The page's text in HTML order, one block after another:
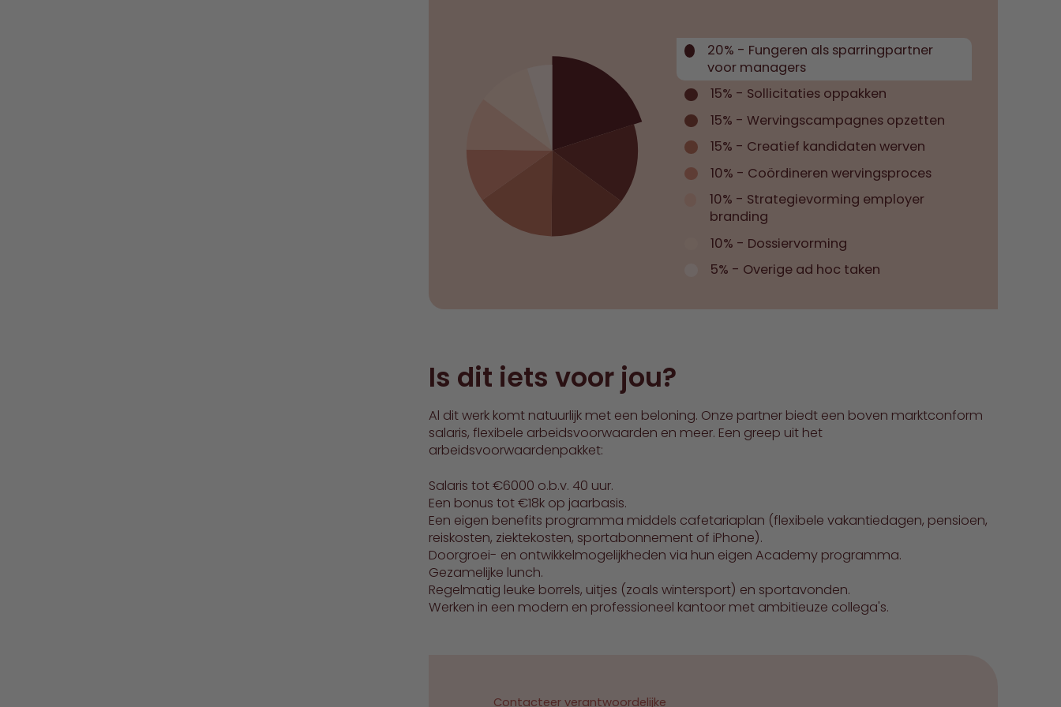
20% - Fungeren als sparringpartner
voor managers
15% - Sollicitaties oppakken
15% - Wervingscampagnes opzetten
15% - Creatief kandidaten werven
10% - Coördineren wervingsproces
10% - Strategievorming employer
branding
10% - Dossiervorming
5% - Overige ad hoc taken
Is dit iets voor jou?
Al dit werk komt natuurlijk met een beloning. Onze partner biedt een boven marktconform
salaris, flexibele arbeidsvoorwaarden en meer. Een greep uit het
arbeidsvoorwaardenpakket:
Salaris tot €6000 o.b.v. 40 uur.
Een bonus tot €18k op jaarbasis.
Een eigen benefits programma middels cafetariaplan (flexibele vakantiedagen, pensioen,
reiskosten, ziektekosten, sportabonnement of iPhone).
Doorgroei- en ontwikkelmogelijkheden via hun eigen Academy programma.
Gezamelijke lunch.
Regelmatig leuke borrels, uitjes (zoals wintersport) en sportavonden.
Werken in een modern en professioneel kantoor met ambitieuze collega's.
Contacteer verantwoordelijke